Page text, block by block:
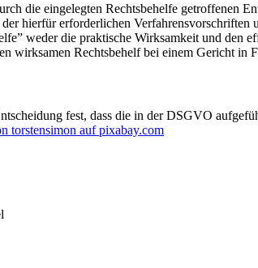
die eingelegten Rechtsbehelfe getroffenen
hierfür erforderlichen
weder die praktische Wirksamkeit und
wirksamen Rechtsbehelf bei einem Gericht in
fest, dass die in der DSGVO
torstensimon auf pixabay.com